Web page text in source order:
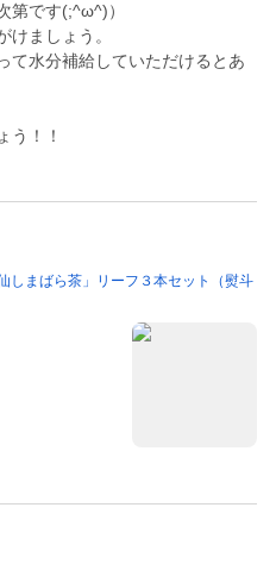
第です(;^ω^)）
けましょう。
て水分補給していただけるとあ
う！！
しまばら茶」リーフ３本セット（熨斗